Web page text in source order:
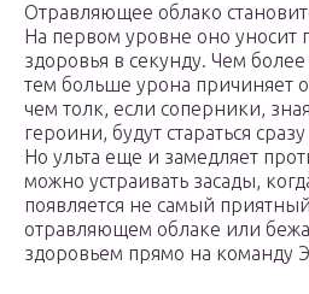
Отравляющее облако
На первом уровне оно уносит
здоровья в секунду. Чем
тем больше урона причиняет
чем толк, если соперники,
героини, будут стараться
Но ульта еще и замедляет
можно устраивать засады,
появляется не самый
отравляющем облаке или
здоровьем прямо на команду